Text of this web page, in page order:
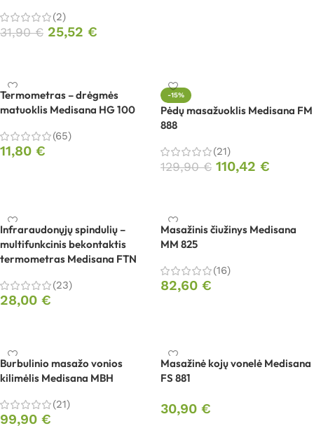
(2)
31,90€ 25,52 €
Termometras – drėgmės
matuoklis Medisana HG 100
(65)
11,80 €
-15%
Pėdų masažuoklis Medisana FM
888
(21)
129,90€ 110,42 €
Infraraudonųjų spindulių –
multifunkcinis bekontaktis
termometras Medisana FTN
(23)
28,00 €
Masažinis čiužinys Medisana
MM 825
(16)
82,60 €
Burbulinio masažo vonios
kilimėlis Medisana MBH
(21)
99,90 €
Masažinė kojų vonelė Medisana
FS 881
30,90 €